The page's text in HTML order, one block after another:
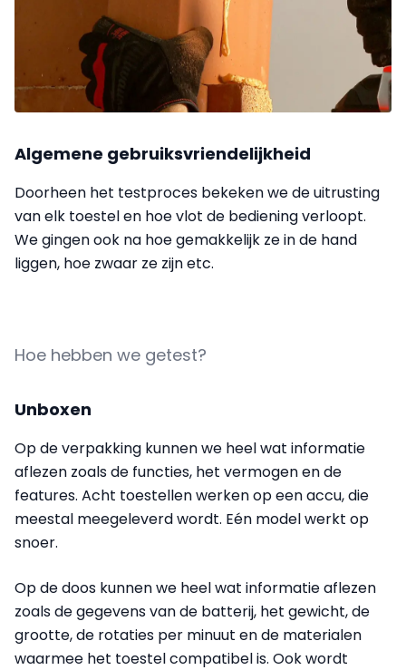
Algemene gebruiksvriendelijkheid
Doorheen het testproces bekeken we de uitrusting
van elk toestel en hoe vlot de bediening verloopt.
We gingen ook na hoe gemakkelijk ze in de hand
liggen, hoe zwaar ze zijn etc.
Hoe hebben we getest?
Unboxen
Op de verpakking kunnen we heel wat informatie
aflezen zoals de functies, het vermogen en de
features. Acht toestellen werken op een accu, die
meestal meegeleverd wordt. Eén model werkt op
snoer.
Op de doos kunnen we heel wat informatie aflezen
zoals de gegevens van de batterij, het gewicht, de
grootte, de rotaties per minuut en de materialen
waarmee het toestel compatibel is. Ook wordt